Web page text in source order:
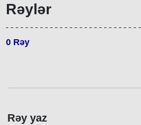
Rəylər
0 Rəy
Rəy yaz